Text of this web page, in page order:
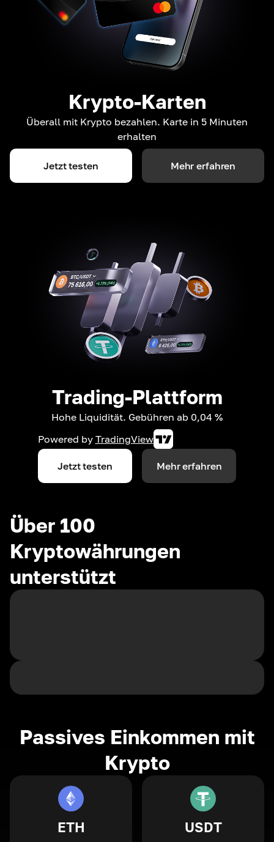
Krypto-Karten
Überall mit Krypto bezahlen. Karte in 5 Minuten
erhalten
Jetzt testen Mehr erfahren
Trading-Plattform
Hohe Liquidität. Gebühren ab 0,04 %
Powered by TradingView
Jetzt testen Mehr erfahren
Über 100
Kryptowährungen
unterstützt
Passives Einkommen mit
Krypto
ETH USDT